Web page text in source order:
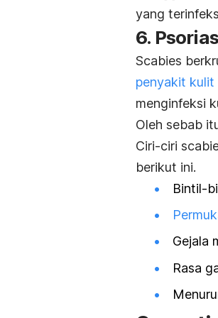
yang
6.
Scabies
penyakit kulit
menginfeksi
Oleh sebab
Ciri-ciri
berikut ini.
Bintil-
Gejala
Rasa